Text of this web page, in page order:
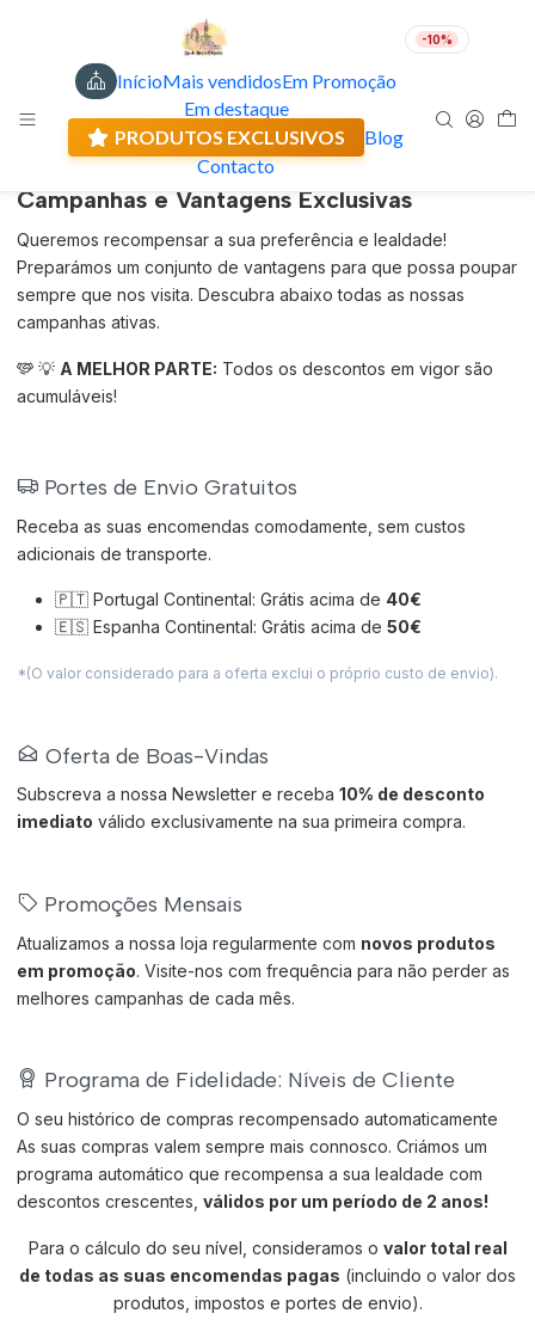
-10%
InícioMais vendidosEm Promoção
Em destaque
PRODUTOS EXCLUSIVOS
Blog
Contacto
EUR
Condições das promoções
Campanhas e Vantagens Exclusivas
Queremos recompensar a sua preferência e lealdade!
Preparámos um conjunto de vantagens para que possa poupar
sempre que nos visita. Descubra abaixo todas as nossas
campanhas ativas.
💡 A MELHOR PARTE: Todos os descontos em vigor são
acumuláveis!
Portes de Envio Gratuitos
Receba as suas encomendas comodamente, sem custos
adicionais de transporte.
🇵🇹 Portugal Continental: Grátis acima de 40€
🇪🇸 Espanha Continental: Grátis acima de50€
*(O valor considerado para a oferta exclui o próprio custo de envio).
Oferta de Boas-Vindas
Subscreva a nossa Newsletter e receba10% de desconto
imediato válido exclusivamente na sua primeira compra.
Promoções Mensais
Atualizamos a nossa loja regularmente com novos produtos
em promoção. Visite-nos com frequência para não perder as
melhores campanhas de cada mês.
Programa de Fidelidade: Níveis de Cliente
O seu histórico de compras recompensado automaticamente
As suas compras valem sempre mais connosco. Criámos um
programa automático que recompensa a sua lealdade com
descontos crescentes,válidos por um período de 2 anos!
Para o cálculo do seu nível, consideramos o valor total real
de todas as suas encomendas pagas (incluindo o valor dos
produtos, impostos e portes de envio).